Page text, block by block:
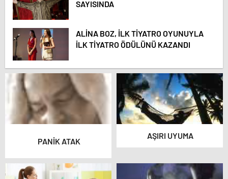
SAYISINDA
ALİNA BOZ, İLK TİYATRO OYUNUYLA
İLK TİYATRO ÖDÜLÜNÜ KAZANDI
PANİK ATAK
AŞIRI UYUMA